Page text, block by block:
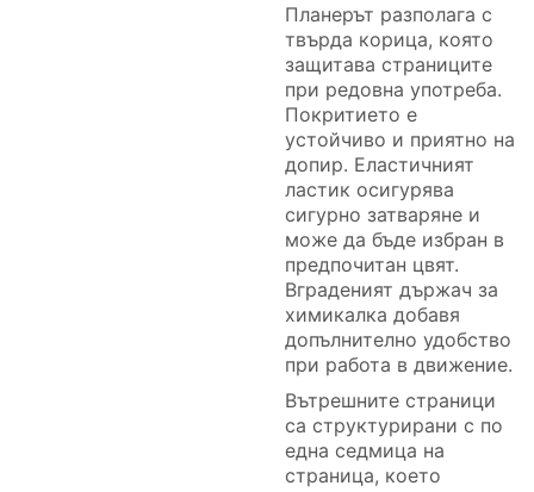
Планерът разполага с
твърда корица, която
защитава страниците
при редовна употреба.
Покритието е
устойчиво и приятно на
допир. Еластичният
ластик осигурява
сигурно затваряне и
може да бъде избран в
предпочитан цвят.
Вграденият държач за
химикалка добавя
допълнително удобство
при работа в движение.
Вътрешните страници
са структурирани с по
една седмица на
страница, което